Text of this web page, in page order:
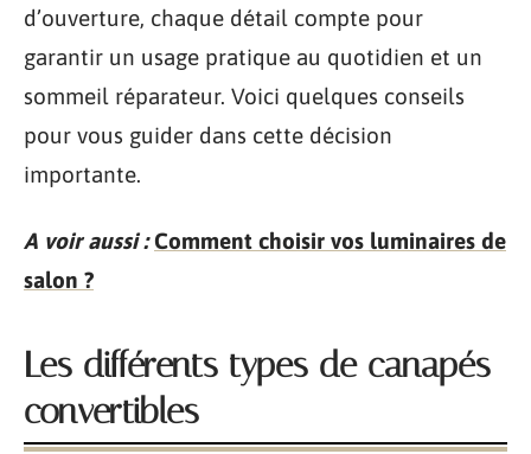
d’ouverture, chaque détail compte pour
garantir un usage pratique au quotidien et un
sommeil réparateur. Voici quelques conseils
pour vous guider dans cette décision
importante.
A voir aussi : Comment choisir vos luminaires de
salon ?
Les différents types de canapés
convertibles